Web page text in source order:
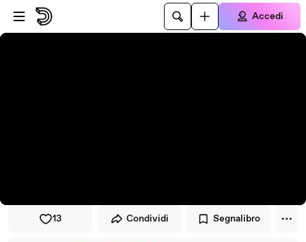
Vai al lettore
Passa al contenuto principale
Accedi
13 Condividi Segnalibro